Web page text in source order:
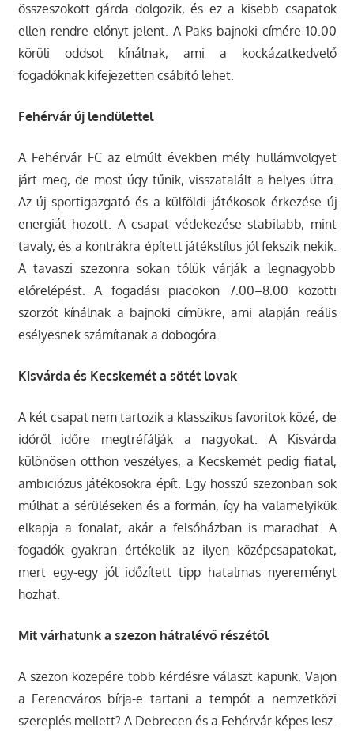
összeszokott gárda dolgozik, és ez a kisebb csapatok
ellen rendre előnyt jelent. A Paks bajnoki címére 10.00
körüli oddsot kínálnak, ami a kockázatkedvelő
fogadóknak kifejezetten csábító lehet.
Fehérvár új lendülettel
A Fehérvár FC az elmúlt években mély hullámvölgyet
járt meg, de most úgy tűnik, visszatalált a helyes útra.
Az új sportigazgató és a külföldi játékosok érkezése új
energiát hozott. A csapat védekezése stabilabb, mint
tavaly, és a kontrákra épített játékstílus jól fekszik nekik.
A tavaszi szezonra sokan tőlük várják a legnagyobb
előrelépést. A fogadási piacokon 7.00–8.00 közötti
szorzót kínálnak a bajnoki címükre, ami alapján reális
esélyesnek számítanak a dobogóra.
Kisvárda és Kecskemét a sötét lovak
A két csapat nem tartozik a klasszikus favoritok közé, de
időről időre megtréfálják a nagyokat. A Kisvárda
különösen otthon veszélyes, a Kecskemét pedig fiatal,
ambiciózus játékosokra épít. Egy hosszú szezonban sok
múlhat a sérüléseken és a formán, így ha valamelyikük
elkapja a fonalat, akár a felsőházban is maradhat. A
fogadók gyakran értékelik az ilyen középcsapatokat,
mert egy-egy jól időzített tipp hatalmas nyereményt
hozhat.
Mit várhatunk a szezon hátralévő részétől
A szezon közepére több kérdésre választ kapunk. Vajon
a Ferencváros bírja-e tartani a tempót a nemzetközi
szereplés mellett? A Debrecen és a Fehérvár képes lesz-